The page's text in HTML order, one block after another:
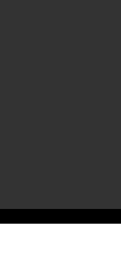
en nueva ventana)
nueva ventana)